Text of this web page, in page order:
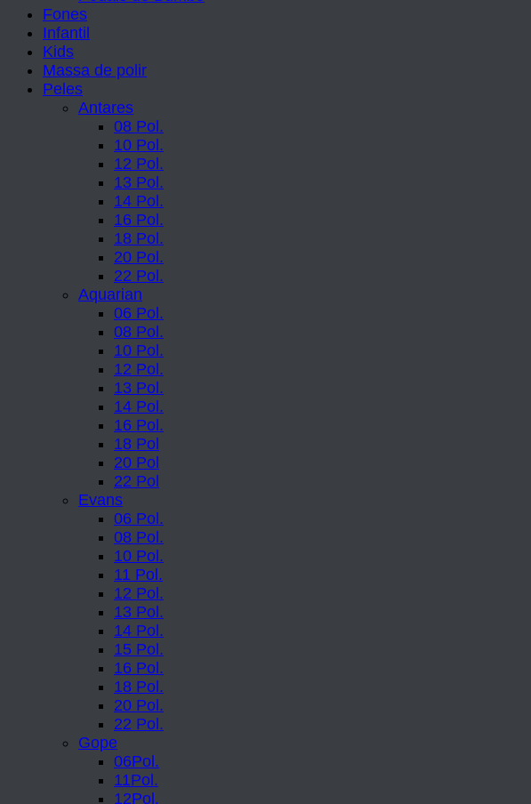
Fones
Infantil
Kids
Massa de polir
Peles
Antares
08 Pol.
10 Pol.
12 Pol.
13 Pol.
14 Pol.
16 Pol.
18 Pol.
20 Pol.
22 Pol.
Aquarian
06 Pol.
08 Pol.
10 Pol.
12 Pol.
13 Pol.
14 Pol.
16 Pol.
18 Pol
20 Pol
22 Pol
Evans
06 Pol.
08 Pol.
10 Pol.
11 Pol.
12 Pol.
13 Pol.
14 Pol.
15 Pol.
16 Pol.
18 Pol.
20 Pol.
22 Pol.
Gope
06Pol.
11Pol.
12Pol.